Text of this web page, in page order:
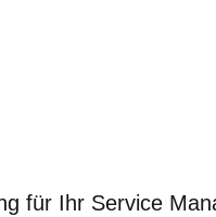
für Ihr Service